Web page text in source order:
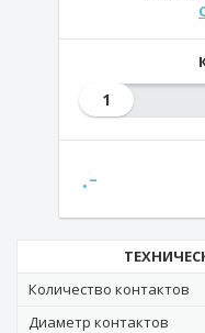
1
.-
Количество контактов
Диаметр контактов